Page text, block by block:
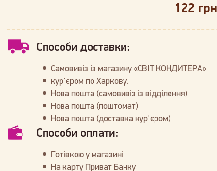
122 грн
Способи доставки:
Самовивіз із магазину «СВІТ КОНДИТЕРА»
кур'єром по Харкову.
Нова пошта (самовивіз із відділення)
Нова пошта (поштомат)
Нова пошта (доставка кур'єром)
Способи оплати:
Готівкою у магазині
На карту Приват Банку